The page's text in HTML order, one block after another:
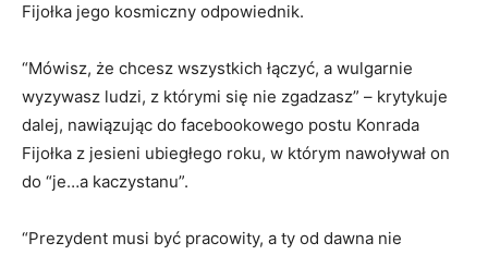
Fijołka jego kosmiczny odpowiednik.
“Mówisz, że chcesz wszystkich łączyć, a wulgarnie
wyzywasz ludzi, z którymi się nie zgadzasz” – krytykuje
dalej, nawiązując do facebookowego postu Konrada
Fijołka z jesieni ubiegłego roku, w którym nawoływał on
do “je…a kaczystanu”.
“Prezydent musi być pracowity, a ty od dawna nie